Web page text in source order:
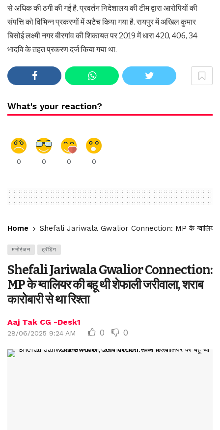
से अधिक की ठगी की गई है. प्रवर्तन निदेशालय की टीम द्वारा आरोपियों की
संपत्ति को विभिन्न प्रकरणों में अटैच किया गया है. रायपुर में अखिल कुमार
बिसोई लक्ष्मी नगर बीरगांव की शिकायत पर 2019 में धारा 420, 406, 34
भादवि के तहत प्रकरण दर्ज किया गया था.
What's your reaction?
0 0 0 0
Home Shefali Jariwala Gwalior Connection: MP के ग्वालियर की
मनोरंजन ट्रेंडिंग
Shefali Jariwala Gwalior Connection:
MP के ग्वालियर की बहू थी शेफाली जरीवाला, शराब
कारोबारी से था रिश्ता
Aaj Tak CG -Desk1
28/06/2025 9:24 AM 0 0